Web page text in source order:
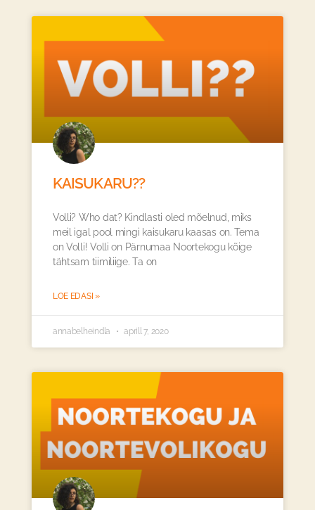
KAISUKARU??
Volli? Who dat? Kindlasti oled mõelnud, miks
meil igal pool mingi kaisukaru kaasas on. Tema
on Volli! Volli on Pärnumaa Noortekogu kõige
tähtsam tiimiliige. Ta on
LOE EDASI »
annabelheindla aprill 7, 2020